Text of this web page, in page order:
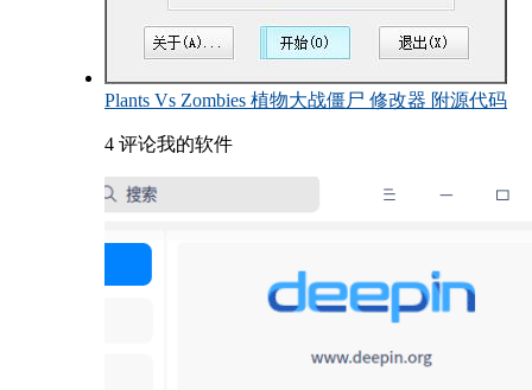
Plants Vs Zombies 植物大战僵尸 修改器 附源代码
4 评论我的软件